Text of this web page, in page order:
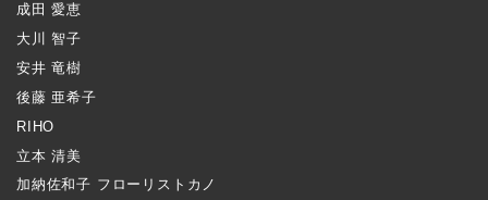
成田 愛恵
大川 智子
安井 竜樹
後藤 亜希子
RIHO
立本 清美
加納佐和子 フローリストカノ